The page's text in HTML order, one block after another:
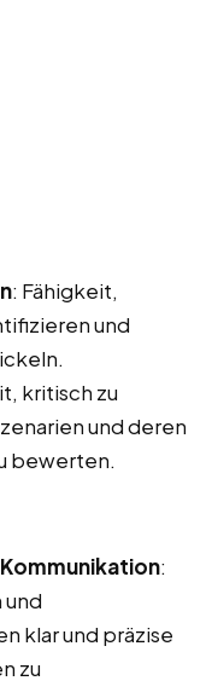
: Fähigkeit,
und
kritisch zu
und deren
bewerten.
:
klar und präzise
zu